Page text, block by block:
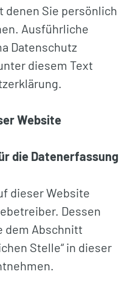
denen Sie persönlich
Ausführliche
Datenschutz
diesem Text
Website
die Datenerfassung
dieser Website
Dessen
dem Abschnitt
Stelle“ in dieser